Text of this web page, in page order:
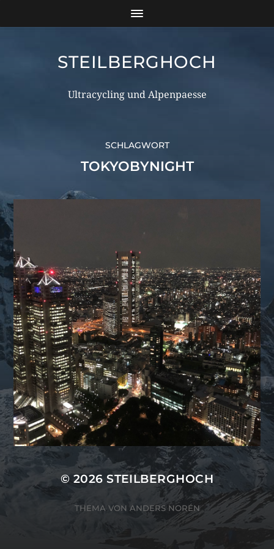
STEILBERGHOCH
Ultracycling und Alpenpaesse
SCHLAGWORT
TOKYOBYNIGHT
© 2026STEILBERGHOCH
THEMA VON ANDERS NORÉN